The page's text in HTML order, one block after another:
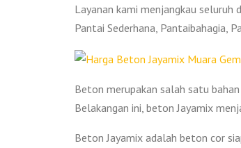
Layanan kami menjangkau seluruh
Pantai Sederhana, Pantaibahagia,
Beton merupakan salah satu
Belakangan ini, beton Jayamix
Beton Jayamix adalah beton cor